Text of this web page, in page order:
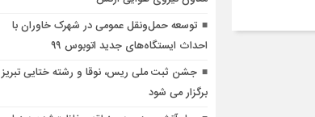
توسعه حمل‌ونقل عمومی در شهرک خاوران با
احداث ایستگاه‌های جدید اتوبوس ۹۹
جشن ثبت ملی ریس، نوقا و رشته ختایی تبریز
برگزار می شود